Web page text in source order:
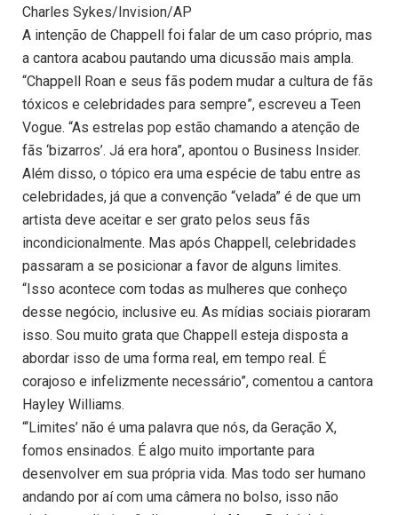
Charles Sykes/Invision/AP
A intenção de Chappell foi falar de um caso próprio, mas
a cantora acabou pautando uma dicussão mais ampla.
“Chappell Roan e seus fãs podem mudar a cultura de fãs
tóxicos e celebridades para sempre”, escreveu a Teen
Vogue. “As estrelas pop estão chamando a atenção de
fãs ‘bizarros’. Já era hora”, apontou o Business Insider.
Além disso, o tópico era uma espécie de tabu entre as
celebridades, já que a convenção “velada” é de que um
artista deve aceitar e ser grato pelos seus fãs
incondicionalmente. Mas após Chappell, celebridades
passaram a se posicionar a favor de alguns limites.
“Isso acontece com todas as mulheres que conheço
desse negócio, inclusive eu. As mídias sociais pioraram
isso. Sou muito grata que Chappell esteja disposta a
abordar isso de uma forma real, em tempo real. É
corajoso e infelizmente necessário”, comentou a cantora
Hayley Williams.
“‘Limites’ não é uma palavra que nós, da Geração X,
fomos ensinados. É algo muito importante para
desenvolver em sua própria vida. Mas todo ser humano
andando por aí com uma câmera no bolso, isso não